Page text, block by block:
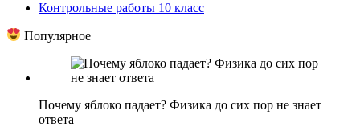
Контрольные работы 10 класс
Популярное
Почему яблоко падает? Физика до сих пор не знает
ответа